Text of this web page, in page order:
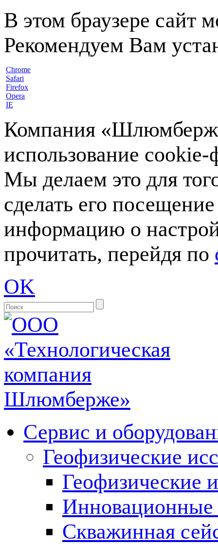
В этом браузере сайт
Рекомендуем Вам
Chrome
Safari
Firefox
Opera
IE
Компания
использование
Мы делаем это для
сделать его
информацию о
прочитать, перейдя по
OK
Сервис и
Геофизические
Геофизические
Инновационные
Скважинная